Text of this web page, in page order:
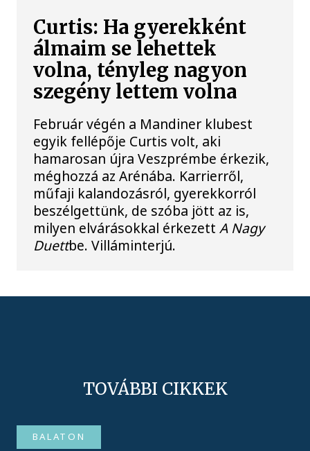
Curtis: Ha gyerekként
álmaim se lehettek
volna, tényleg nagyon
szegény lettem volna
Február végén a Mandiner klubest
egyik fellépője Curtis volt, aki
hamarosan újra Veszprémbe érkezik,
méghozzá az Arénába. Karrierről,
műfaji kalandozásról, gyerekkorról
beszélgettünk, de szóba jött az is,
milyen elvárásokkal érkezettA Nagy
Duettbe. Villáminterjú.
TOVÁBBI CIKKEK
BALATON